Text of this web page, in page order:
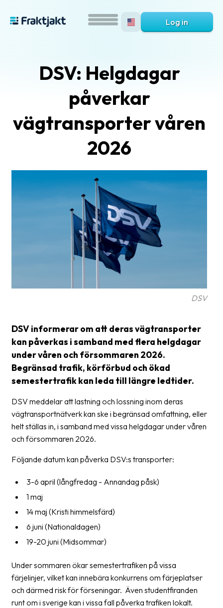
documents
Customs
declarations
Delivery
terms
Pickups
Manuals
Barcode
scanner
Support
the
company
About
Fraktjakt
Media
Log in
DSV: Helgdagar
påverkar
vägtransporter våren
2026
DSV
DSV informerar om att deras vägtransporter
kan påverkas i samband med flera helgdagar
under våren och försommaren 2026.
Begränsad trafik, körförbud och ökad
semestertrafik kan leda till längre ledtider.
DSV meddelar att lastning och lossning inom deras
vägtransportnätverk kan ske i begränsad omfattning, eller
helt ställas in, i samband med vissa helgdagar under våren
och försommaren 2026.
Följande datum kan påverka DSV:s transporter:
3-6 april (långfredag - Annandag påsk)
1 maj
14 maj (Kristi himmelsfärd)
6 juni (Nationaldagen)
19-20 juni (Midsommar)
Under sommaren ökar semestertrafiken på vissa
färjelinjer, vilket kan innebära konkurrens om färjeplatser
och därmed risk för förseningar. Även studentfiranden
runt om i sverige kan i vissa fall påverka trafiken lokalt.